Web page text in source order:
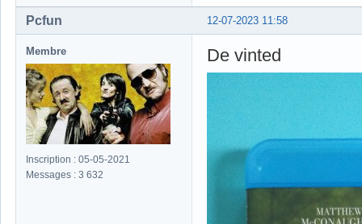
12-07-2023 11:58
Pcfun
Membre
Inscription : 05-05-2021
Messages : 3 632
De vinted